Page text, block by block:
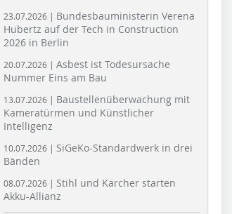
23.07.2026 | Bundesbauministerin Verena
Hubertz auf der Tech in Construction
2026 in Berlin
20.07.2026 | Asbest ist Todesursache
Nummer Eins am Bau
13.07.2026 | Baustellenüberwachung mit
Kameratürmen und Künstlicher
Intelligenz
10.07.2026 | SiGeKo-Standardwerk in drei
Bänden
08.07.2026 | Stihl und Kärcher starten
Akku-Allianz